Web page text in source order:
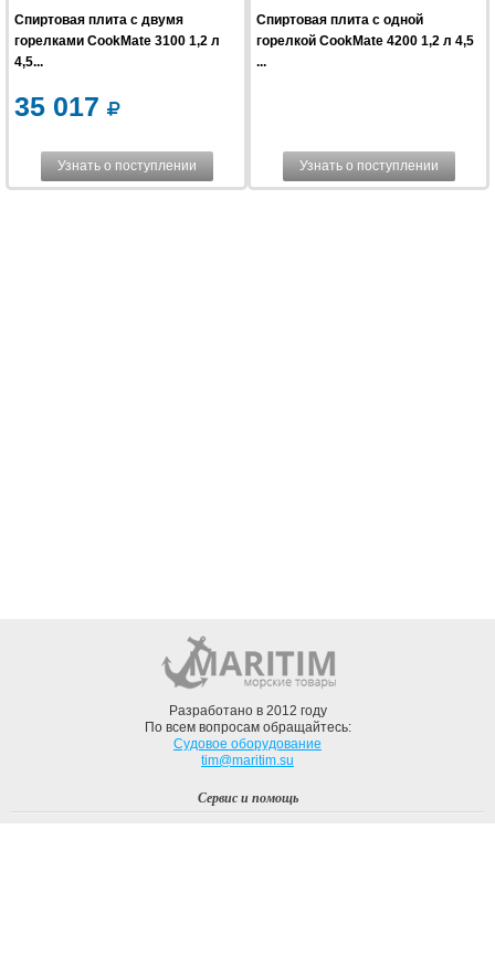
Спиртовая плита с двумя
горелками CookMate 3100 1,2 л
4,5...
35 017
Узнать о поступлении
Спиртовая плита с одной
горелкой CookMate 4200 1,2 л 4,5
...
Узнать о поступлении
Разработано в 2012 году
По всем вопросам обращайтесь:
Судовое оборудование
tim@maritim.su
Сервис и помощь